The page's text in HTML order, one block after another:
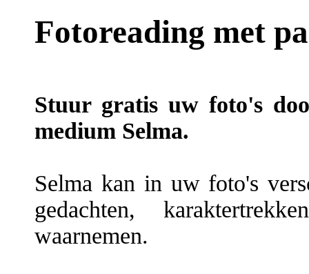
Fotoreading met
Stuur gratis uw foto's
medium Selma.
Selma kan in uw foto's
gedachten,
waarnemen.